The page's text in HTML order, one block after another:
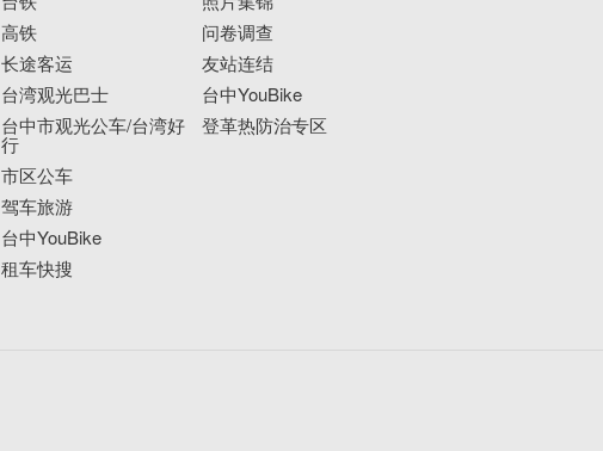
高铁
长途客运
台湾观光巴士
台中市观光公车/台湾好
行
市区公车
驾车旅游
台中YouBike
租车快搜
问卷调查
友站连结
台中YouBike
登革热防治专区